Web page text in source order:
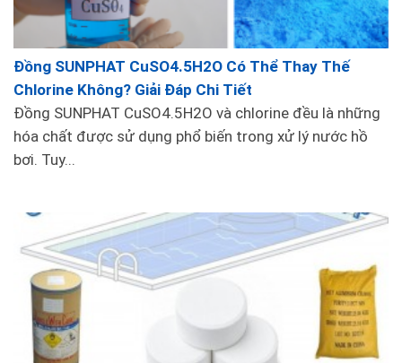
Đồng SUNPHAT CuSO4.5H2O Có Thể Thay Thế
Chlorine Không? Giải Đáp Chi Tiết
Đồng SUNPHAT CuSO4.5H2O và chlorine đều là những
hóa chất được sử dụng phổ biến trong xử lý nước hồ
bơi. Tuy...